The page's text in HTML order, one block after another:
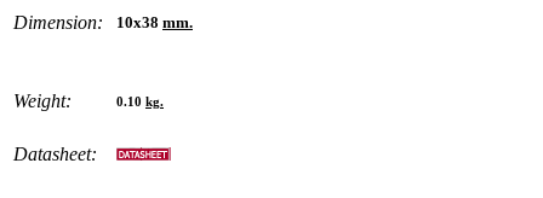
Dimension: 10x38 mm.
Weight: 0.10 kg.
Datasheet: